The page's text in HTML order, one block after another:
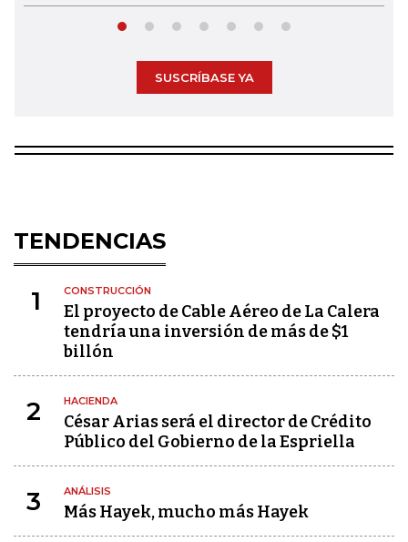
SUSCRÍBASE YA
TENDENCIAS
1 CONSTRUCCIÓN
El proyecto de Cable Aéreo de La Calera
tendría una inversión de más de $1
billón
2 HACIENDA
César Arias será el director de Crédito
Público del Gobierno de la Espriella
3 ANÁLISIS
Más Hayek, mucho más Hayek